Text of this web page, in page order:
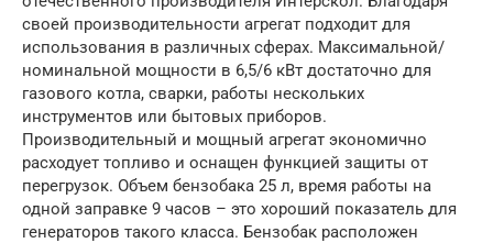
своей производительности агрегат подходит для
использования в различных сферах. Максимальной/
номинальной мощности в 6,5/6 кВт достаточно для
газового котла, сварки, работы нескольких
инструментов или бытовых приборов.
Производительный и мощный агрегат экономично
расходует топливо и оснащен функцией защиты от
перегрузок. Объем бензобака 25 л, время работы на
одной заправке 9 часов – это хороший показатель для
генераторов такого класса. Бензобак расположен